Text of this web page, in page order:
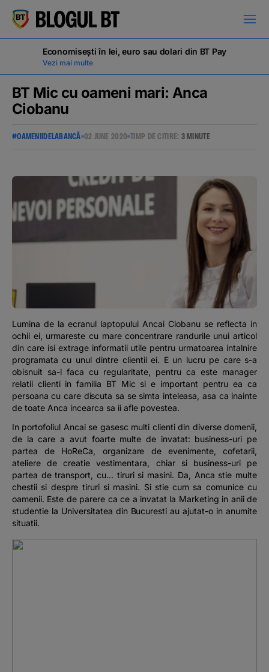
кириллица
Campanii
BT Pay
Evenimente
The MacRO Zone
Pentru antreprenori
Banking, pe relaxare
Economisești în lei, euro sau dolari din BT Pay
Vezi mai multe
BT Mic cu oameni mari: Anca
Ciobanu
#OAMENIIDELABANCĂ 02 JUNE 2020 TIMP DE CITIRE: 3 MINUTE
Lumina de la ecranul laptopului Ancai Ciobanu se reflecta in
ochii ei, urmareste cu mare concentrare randurile unui articol
din care isi extrage informatii utile pentru urmatoarea intalnire
programata cu unul dintre clientii ei. E un lucru pe care s-a
obisnuit sa-l faca cu regularitate, pentru ca este manager
relatii clienti in familia BT Mic si e important pentru ea ca
persoana cu care discuta sa se simta inteleasa, asa ca inainte
de toate Anca incearca sa ii afle povestea.
In portofoliul Ancai se gasesc multi clienti din diverse domenii,
de la care a avut foarte multe de invatat: business-uri pe
partea de HoReCa, organizare de evenimente, cofetarii,
ateliere de creatie vestimentara, chiar si business-uri pe
partea de transport, cu... tiruri si masini. Da, Anca stie multe
chestii si despre tiruri si masini. Si stie cum sa comunice cu
oamenii. Este de parere ca ce a invatat la Marketing in anii de
studentie la Universitatea din Bucuresti au ajutat-o in anumite
situatii.